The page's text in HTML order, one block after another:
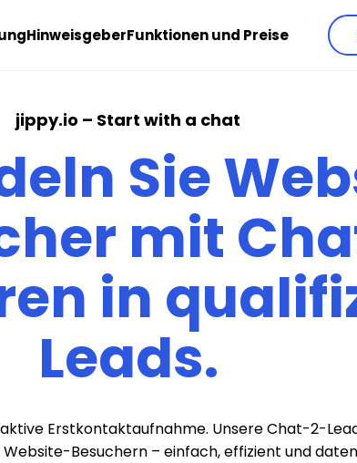
HinweisgeberFunktionen und Preise
jippy.io – Start with a chat
Sie
mit
in
Leads.
Erstkontaktaufnahme. UnsereChat-2-
Besuchern – einfach, effizient und